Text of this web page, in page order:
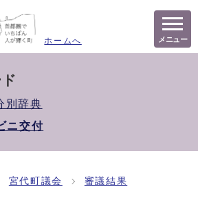
ホームへ メニュー
別辞典
ニ交付
宮代町議会 審議結果